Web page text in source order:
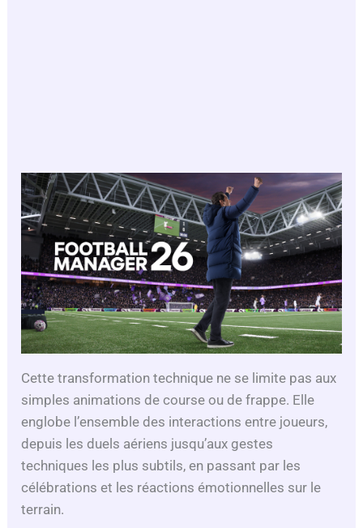
Cette transformation technique ne se limite pas aux
simples animations de course ou de frappe. Elle
englobe l’ensemble des interactions entre joueurs,
depuis les duels aériens jusqu’aux gestes
techniques les plus subtils, en passant par les
célébrations et les réactions émotionnelles sur le
terrain.